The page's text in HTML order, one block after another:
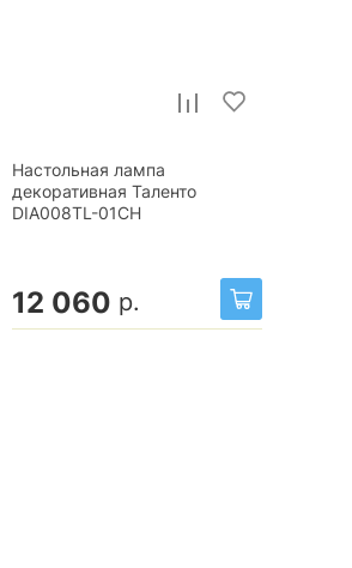
Настольная лампа
декоративная Таленто
DIA008TL-01CH
12 060 р.